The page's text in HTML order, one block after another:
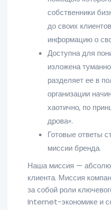
собственники
до своих
информацию о
Доступна для
изложена
разделяет ее в
организации
хаотично, по
дрова».
Готовые ответы
миссии бренда.
Наша миссия —
клиента. Миссия
за собой роли
Internet-экономике и